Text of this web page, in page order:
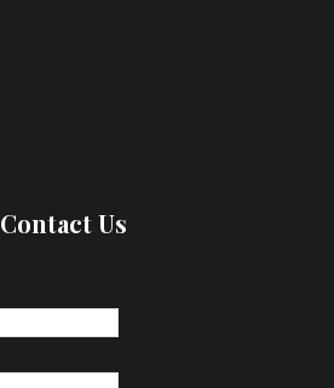
Contact Us